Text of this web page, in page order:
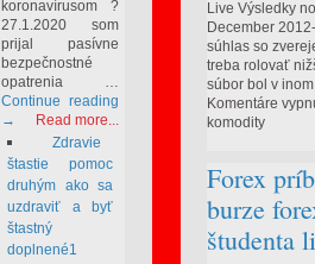
koronavírusom ?
27.1.2020 som
prijal pasívne
bezpečnostné
opatrenia …
Continue reading
→
Read more...
Zdravie
štastie pomoc
druhým ako sa
uzdraviť a byť
štastný
doplnené1
Live Výsledky
December
súhlas so
treba rolovať
súbor bol v
Komentáre
komodity
Forex
burze
študenta